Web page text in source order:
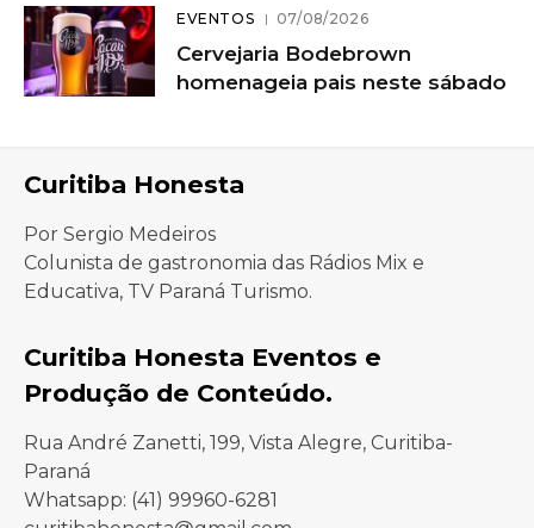
EVENTOS 07/08/2026
Cervejaria Bodebrown
homenageia pais neste sábado
Curitiba Honesta
Por Sergio Medeiros
Colunista de gastronomia das Rádios Mix e
Educativa, TV Paraná Turismo.
Curitiba Honesta Eventos e
Produção de Conteúdo.
Rua André Zanetti, 199, Vista Alegre, Curitiba-
Paraná
Whatsapp: (41) 99960-6281